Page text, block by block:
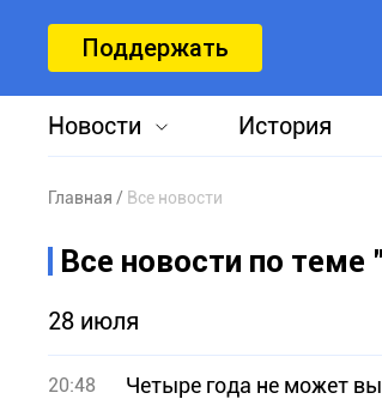
Поддержать
Новости История
Главная Все новости
Все новости по
28 июля
20:48
Четыре года не может